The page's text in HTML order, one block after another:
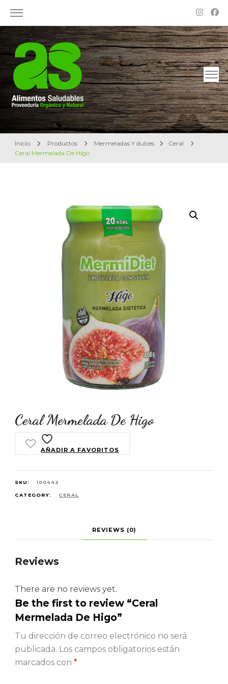
Alimentos Saludables – Dietética en Rosario
Proveeduría Orgánica y Natural
Inicio Productos Mermeladas Y dulces
Ceral
Ceral Mermelada De Higo
Ceral Mermelada De Higo
AÑADIR A FAVORITOS
SKU: 100442
CATEGORY: CERAL
REVIEWS (0)
Reviews
There are no reviews yet.
Be the first to review “Ceral
Mermelada De Higo”
Tu dirección de correo electrónico no será
publicada. Los campos obligatorios están
marcados con *